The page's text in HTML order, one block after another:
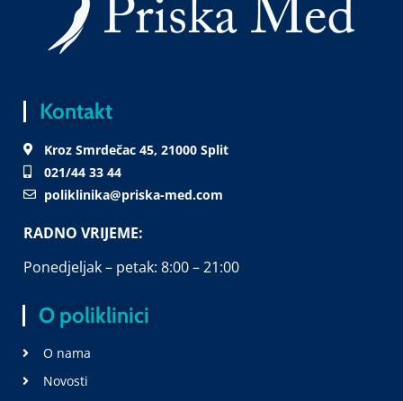
Kontakt
Kroz Smrdečac 45, 21000 Split
021/44 33 44
poliklinika@priska-med.com
RADNO VRIJEME:
Ponedjeljak – petak: 8:00 – 21:00
O poliklinici
O nama
Novosti